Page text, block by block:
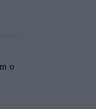
o